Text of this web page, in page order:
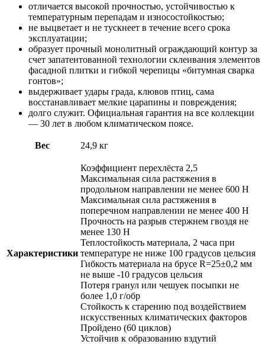
отличается высокой прочностью, устойчивостью к
температурным перепадам и износостойкостью;
не выцветает и не тускнеет в течение всего срока
эксплуатации;
образует прочный монолитный ограждающий контур за
счет запатентованной технологии склеивания элементов
фасадной плитки и гибкой черепицы «битумная сварка
гонтов»;
выдерживает удары града, клювов птиц, сама
восстанавливает мелкие царапины и повреждения;
долго служит. Официальная гарантия на все коллекции
— 30 лет в любом климатическом поясе.
Вес 24,9 кг
Характеристики
Коэффициент перехлёста 2,5
Максимальная сила растяжения в
продольном направлении не менее 600 Н
Максимальная сила растяжения в
поперечном направлении не менее 400 Н
Прочность на разрыв стержнем гвоздя не
менее 130 Н
Теплостойкость материала, 2 часа при
температуре не ниже 100 градусов цельсия
Гибкость материала на брусе R=25±0,2 мм
не выше -10 градусов цельсия
Потеря гранул или чешуек посыпки не
более 1,0 г/обр
Стойкость к старению под воздействием
искусственных климатических факторов
Пройдено (60 циклов)
Устойчив к образованию вздутий